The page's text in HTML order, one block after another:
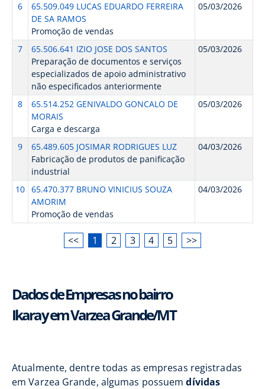
6
65.509.049 LUCAS EDUARDO FERREIRA
DE SA RAMOS
Promoção de vendas
05/03/2026
7
65.506.641 IZIO JOSE DOS SANTOS
Preparação de documentos e serviços
especializados de apoio administrativo
não especificados anteriormente
05/03/2026
8
65.514.252 GENIVALDO GONCALO DE
MORAIS
Carga e descarga
05/03/2026
9
65.489.605 JOSIMAR RODRIGUES LUZ
Fabricação de produtos de panificação
industrial
04/03/2026
10 65.470.377 BRUNO VINICIUS SOUZA
AMORIM
Promoção de vendas
04/03/2026
<< 1 2 3 4 5 >>
Dados de Empresas no bairro
Ikaray em Varzea Grande/MT
Atualmente, dentre todas as empresas registradas
em Varzea Grande, algumas possuemdívidas